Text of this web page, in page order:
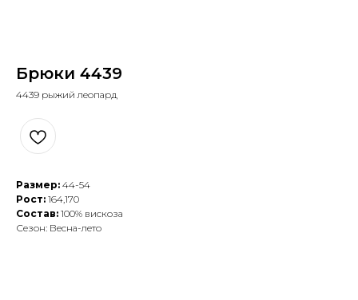
Брюки 4439
4439 рыжий леопард
Размер: 44-54
Рост: 164,170
Состав: 100% вискоза
Сезон: Весна-лето